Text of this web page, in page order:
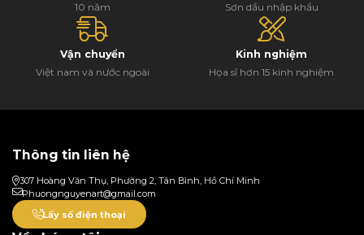
10 năm
Sơn dầu nhập khẩu
Vận chuyển
Việt nam và nước ngoài
Kinh nghiệm
Họa sĩ hơn 15 kinh nghiệm
Thông tin liên hệ
307 Hoàng Văn Thụ, Phường 2, Tân Bình, Hồ Chí Minh
Phuongnguyenart@gmail.com
Lấy số điện thoại